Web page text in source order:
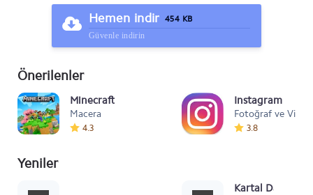
Hemen indir 454 KB
Güvenle indirin
Önerilenler
Minecraft
Macera
4.3
Instagram
Fotoğraf ve Video
3.8
Yeniler
Kartal Dansı